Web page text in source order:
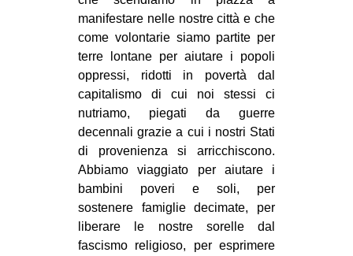
manifestare nelle nostre città e che
come volontarie siamo partite per
terre lontane per aiutare i popoli
oppressi, ridotti in povertà dal
capitalismo di cui noi stessi ci
nutriamo, piegati da guerre
decennali grazie a cui i nostri Stati
di provenienza si arricchiscono.
Abbiamo viaggiato per aiutare i
bambini poveri e soli, per
sostenere famiglie decimate, per
liberare le nostre sorelle dal
fascismo religioso, per esprimere